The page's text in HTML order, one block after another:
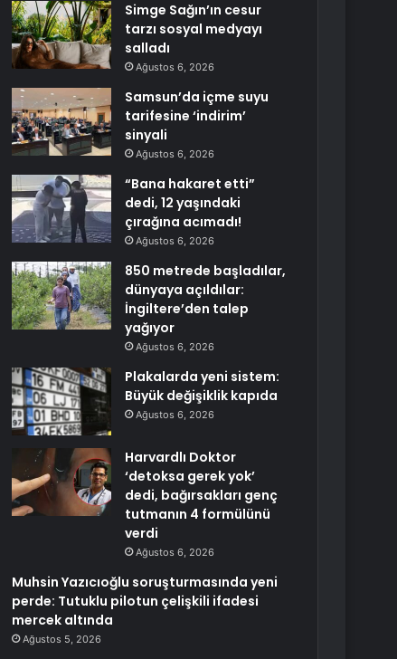
Simge Sağın’ın cesur
tarzı sosyal medyayı
salladı
Ağustos 6, 2026
Samsun’da içme suyu
tarifesine ‘indirim’
sinyali
Ağustos 6, 2026
“Bana hakaret etti”
dedi, 12 yaşındaki
çırağına acımadı!
Ağustos 6, 2026
850 metrede başladılar,
dünyaya açıldılar:
İngiltere’den talep
yağıyor
Ağustos 6, 2026
Plakalarda yeni sistem:
Büyük değişiklik kapıda
Ağustos 6, 2026
Harvardlı Doktor
‘detoksa gerek yok’
dedi, bağırsakları genç
tutmanın 4 formülünü
verdi
Ağustos 6, 2026
Muhsin Yazıcıoğlu soruşturmasında yeni
perde: Tutuklu pilotun çelişkili ifadesi
mercek altında
Ağustos 5, 2026